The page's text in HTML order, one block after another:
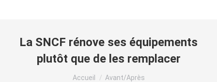
La SNCF rénove ses équipements
plutôt que de les remplacer
Vous êtes ici :
Accueil Avant/Après